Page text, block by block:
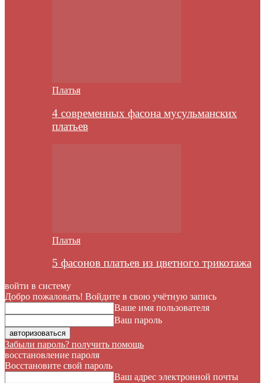
Платья
4 современных фасона мусульманских
платьев
Платья
5 фасонов платьев из цветного трикотажа
войти в систему
Добро пожаловать! Войдите в свою учётную запись
Ваше имя пользователя
Ваш пароль
Забыли пароль? получить помощь
восстановление пароля
Восстановите свой пароль
Ваш адрес электронной почты